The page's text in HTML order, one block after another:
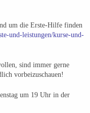
um die Erste-Hilfe finden
und-leistungen/kurse-und-
sind immer gerne
vorbeizuschauen!
um 19 Uhr in der